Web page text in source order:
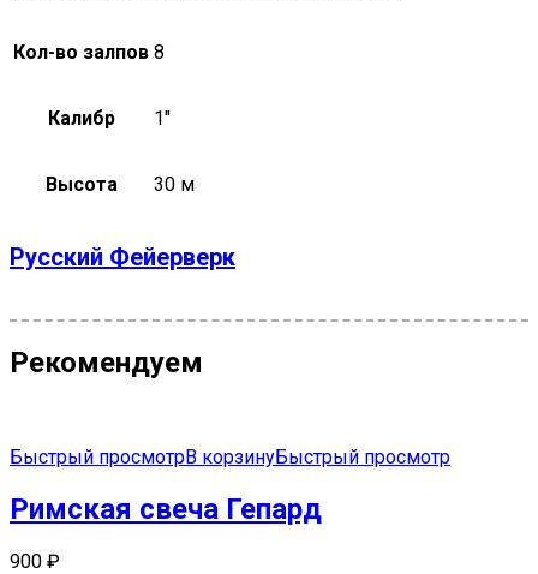
Кол-во залпов 8
Калибр 1"
Высота 30 м
Русский Фейерверк
Рекомендуем
Быстрый просмотрВ корзинуБыстрый просмотр
Римская свеча Гепард
900 ₽